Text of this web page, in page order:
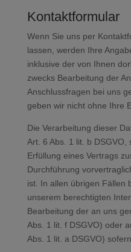
Kontaktformular
Wenn Sie uns per
lassen, werden Ihre
inklusive der von Ihnen
zwecks Bearbeitung der
Anschlussfragen bei uns
geben wir nicht ohne Ihre
Die Verarbeitung dieser
Art. 6 Abs. 1 lit. b
Erfüllung eines Vertrags
Durchführung
ist. In allen übrigen Fällen
unserem berechtigten
Bearbeitung der an uns
Abs. 1 lit. f DSGVO) oder
Abs. 1 lit. a DSGVO)